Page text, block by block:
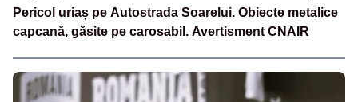
Pericol uriaș pe Autostrada Soarelui. Obiecte metalice
capcană, găsite pe carosabil. Avertisment CNAIR